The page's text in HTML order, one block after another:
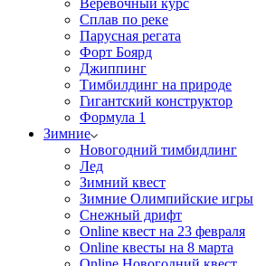
Веревочный курс
Сплав по реке
Парусная регата
Форт Боярд
Джиппинг
Тимбилдинг на природе
Гигантский конструктор
Формула 1
Зимние
Новогодний тимбидлинг
Лед
Зимний квест
Зимние Олимпийские игры
Снежный дрифт
Online квест на 23 февраля
Online квесты на 8 марта